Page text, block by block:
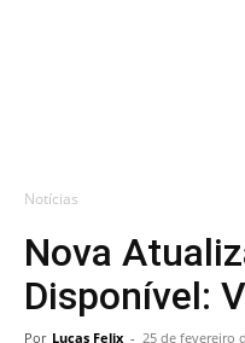
Notícias
Nova
Disponível:
Por Lucas Felix - 25 de fevereiro